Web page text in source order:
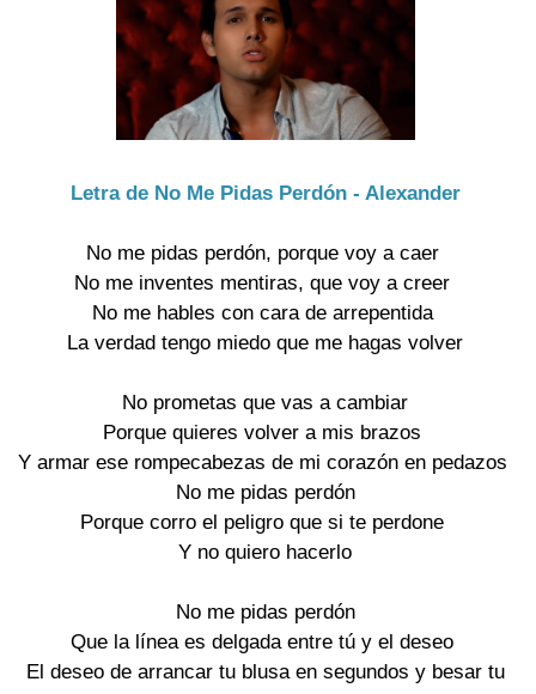
Letra de No Me Pidas Perdón - Alexander
No me pidas perdón, porque voy a caer
No me inventes mentiras, que voy a creer
No me hables con cara de arrepentida
La verdad tengo miedo que me hagas volver
No prometas que vas a cambiar
Porque quieres volver a mis brazos
Y armar ese rompecabezas de mi corazón en pedazos
No me pidas perdón
Porque corro el peligro que si te perdone
Y no quiero hacerlo
No me pidas perdón
Que la línea es delgada entre tú y el deseo
El deseo de arrancar tu blusa en segundos y besar tu